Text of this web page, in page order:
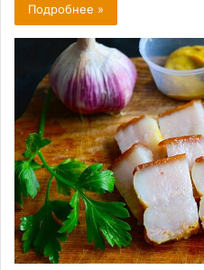
Подробнее »